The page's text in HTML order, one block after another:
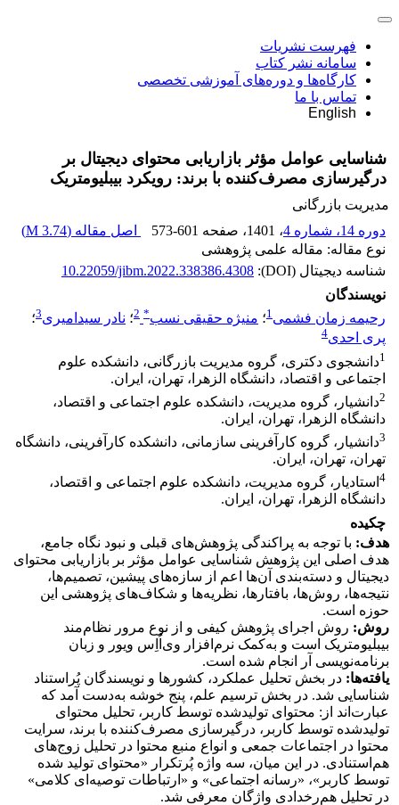
فهرست نشریات
سامانه نشر کتاب
کارگاه‌ها و دوره‌های آموزشی تخصصی
تماس با ما
English
شناسایی عوامل مؤثر بازاریابی محتوای دیجیتال بر
درگیرسازی مصرف‌کننده با برند: رویکرد بیبلیومتریک
مدیریت بازرگانی
دوره 14، شماره 4
، 1401 ، صفحه 573-601 اصل مقاله (3.74 M
)
نوع مقاله: مقاله علمی پژوهشی
شناسه دیجیتال (DOI):
10.22059/jibm.2022.338386.4308
نویسندگان
رحیمه زمان فشمی1؛ منیژه حقیقی نسب*
2؛ نادر سیدامیری3؛
پری احدی4
1دانشجوی دکتری، گروه مدیریت بازرگانی، دانشکده علوم
اجتماعی و اقتصاد، دانشگاه الزهرا، تهران، ایران.
2دانشیار، گروه مدیریت، دانشکده علوم اجتماعی و اقتصاد،
دانشگاه الزهرا، تهران، ایران.
3دانشیار، گروه کارآفرینی سازمانی، دانشکده کارآفرینی، دانشگاه
تهران، تهران، ایران.
4 استادیار، گروه مدیریت، دانشکده علوم اجتماعی و اقتصاد،
دانشگاه الزهرا، تهران، ایران.
چکیده
هدف: با توجه به پراکندگی پژوهش‌های قبلی و نبود نگاه جامع،
هدف اصلی این پژوهش شناسایی عوامل مؤثر بر بازاریابی محتوای
دیجیتال و دسته‌بندی آن‌ها اعم از سازه‌های پیشین، تصمیم‌ها،
نتیجه‌ها، روش‌ها، بافتارها، نظریه‌ها و شکاف‌های پژوهشی این
حوزه است.
روش: روش اجرای پژوهش کیفی و از نوع مرور نظام‌مند
بیبلیومتریک است و به‌کمک نرم‌افزار وی‌اُاِس ویور و زبان
برنامه‌نویسی آر انجام شده است.
یافته‌ها: در بخش تحلیل عملکرد، کشورها و نویسندگان پُراستناد
شناسایی شد. در بخش ترسیم علم، پنج خوشه به‌دست آمد که
عبارت‌اند از: محتوای تولیدشده توسط کاربر، تحلیل محتوای
تولیدشده توسط کاربر، درگیرسازی مصرف‌کننده با برند، سرایت
محتوا در اجتماعات جمعی و انواع منبع محتوا در تحلیل زوج‌های
هم‌استنادی. در این میان، سه واژه پُرتکرار «محتوای تولید شده
توسط کاربر»، «رسانه اجتماعی» و «ارتباطات توصیه‌ای کلامی»
در تحلیل هم‌رخدادی واژگان معرفی شد.